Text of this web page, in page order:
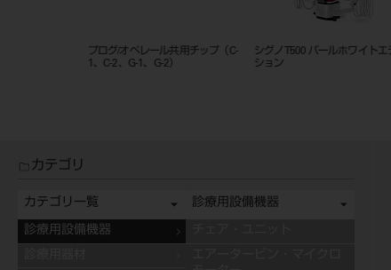
プログ/オペレール共用チップ（C-
1、C-2、G-1、G-2）
シグノT500 パールホワイトエ
ション
カテゴリ
カテゴリ一覧
診療用設備機器
診療用設備機器